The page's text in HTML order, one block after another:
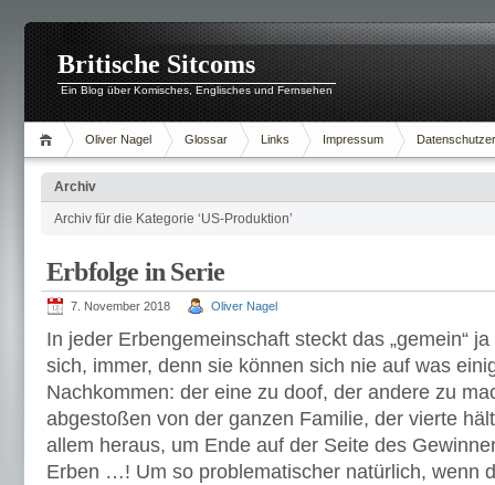
Britische Sitcoms
Ein Blog über Komisches, Englisches und Fernsehen
Oliver Nagel Glossar Links Impressum
Archiv
Archiv für die Kategorie ‘US-Produktion’
Erbfolge in Serie
7. November 2018 Oliver Nagel
In jeder Erbengemeinschaft steckt das „gemein“
sich, immer, denn sie können sich nie auf was
Nachkommen: der eine zu doof, der andere zu
abgestoßen von der ganzen Familie, der vierte
allem heraus, um Ende auf der Seite des
Erben …! Um so problematischer natürlich, wenn